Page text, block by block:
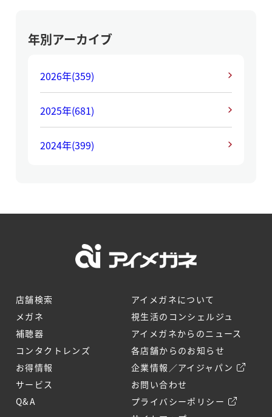
年別アーカイブ
2026年(359)
2025年(681)
2024年(399)
店舗検索
メガネ
補聴器
コンタクトレンズ
お得情報
サービス
Q&A
アイメガネについて
視生活のコンシェルジュ
アイメガネからのニュース
各店舗からのお知らせ
企業情報／アイジャパン
お問い合わせ
プライバシーポリシー